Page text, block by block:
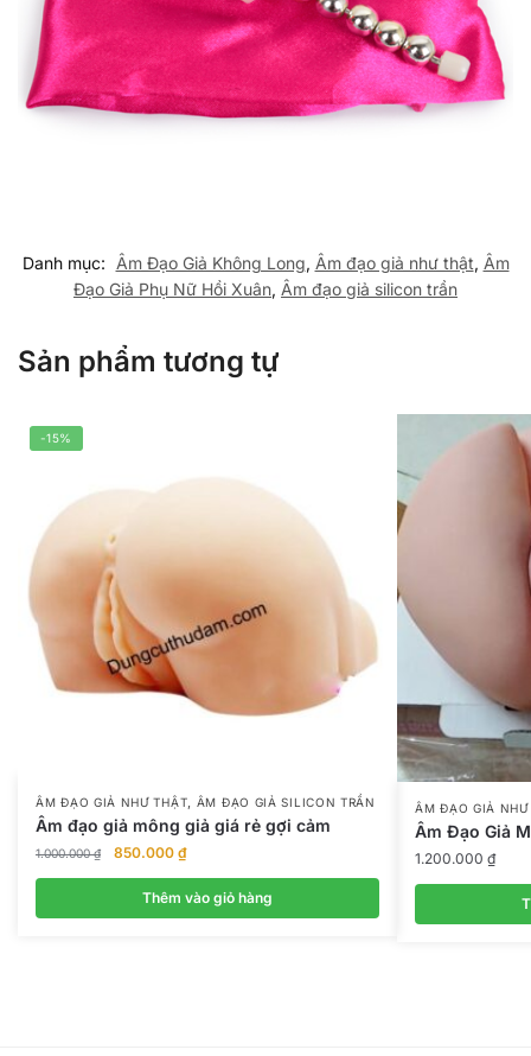
Danh mục: Âm Đạo Giả Không Long, Âm đạo giả như thật, Âm
Đạo Giả Phụ Nữ Hồi Xuân, Âm đạo giả silicon trần
Sản phẩm tương tự
-15%
ÂM ĐẠO GIẢ NHƯ THẬT, ÂM ĐẠO GIẢ SILICON TRẦN
Âm đạo giả mông giả giá rẻ gợi cảm
1.000.000₫
Giá
1.000.000 ₫.
850.000 ₫Giá
tại
là:
Thêm vào giỏ hàng
ÂM ĐẠO GIẢ NHƯ
Âm Đạo Giả
1.200.000 ₫